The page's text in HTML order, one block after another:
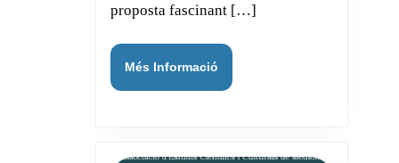
proposta fascinant […]
Més Informació
Informació